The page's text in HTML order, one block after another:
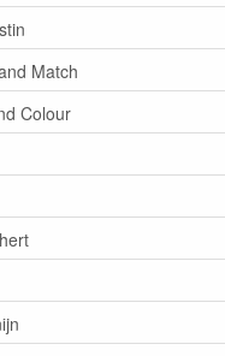
Match
Colour